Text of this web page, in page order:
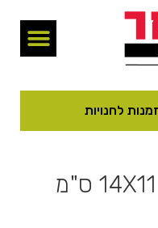
לחנויות
ראש מקלחת מלבני 14X11 ס"מ